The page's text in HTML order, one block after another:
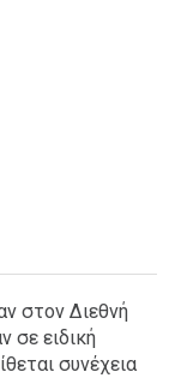
στον Διεθνή
σε ειδική
συνέχεια